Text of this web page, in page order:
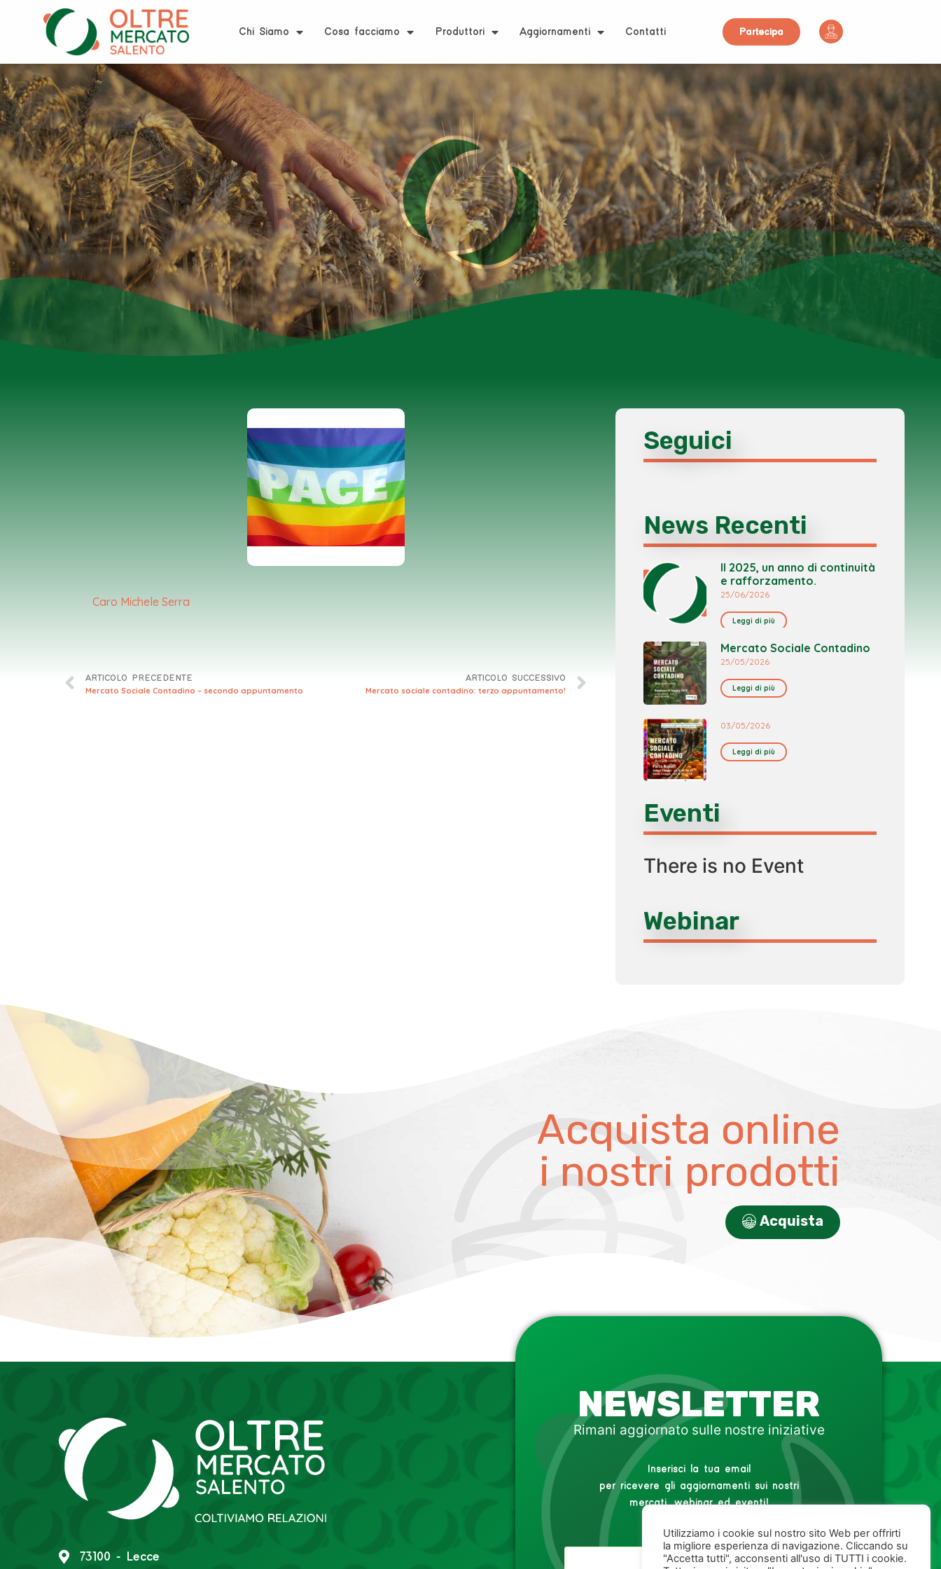
Chi Siamo Cosa facciamo Produttori Aggiornamenti Contatti Partecipa
Caro Michele Serra
ARTICOLO PRECEDENTE
Mercato Sociale Contadino – secondo appuntamento
ARTICOLO SUCCESSIVO
Mercato sociale contadino: terzo appuntamento!
Seguici
News Recenti
Il 2025, un anno di continuità
e rafforzamento.
25/06/2026
Leggi di più
Mercato Sociale Contadino
25/05/2026
Leggi di più
03/05/2026
Leggi di più
Eventi
There is no Event
Webinar
Acquista online
i nostri prodotti
Acquista
73100 - Lecce
NEWSLETTER
Rimani aggiornato sulle nostre iniziative
Inserisci la tua email
per ricevere gli aggiornamenti sui nostri
mercati, webinar ed eventi!
Utilizziamo i cookie sul nostro sito Web per offrirti
la migliore esperienza di navigazione. Cliccando su
"Accetta tutti", acconsenti all'uso di TUTTI i cookie.